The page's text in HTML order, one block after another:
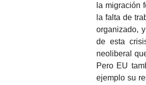
la migración
la falta de
organizado,
de esta
neoliberal
Pero EU
ejemplo su